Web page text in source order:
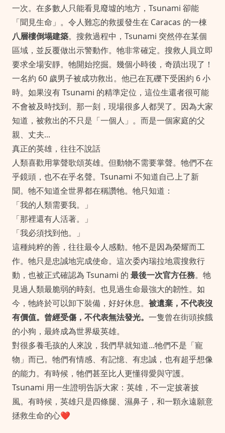
一次。在多數人只能看見廢墟的地方，Tsunami 卻能
「聞見生命」。令人難忘的救援發生在 Caracas 的一棟
八層樓倒塌建築。搜救過程中，Tsunami 突然停在某個
區域，並反覆做出示警動作。牠非常確定。搜救人員立即
要求全場安靜。牠開始挖掘。幾個小時後，奇蹟出現了！
一名約 60 歲男子被成功救出。他已在瓦礫下受困約 6 小
時。如果沒有 Tsunami 的精準定位，這位生還者很可能
不會被及時找到。那一刻，現場很多人都哭了。因為大家
知道，被救出的不只是「一個人」。而是一個家庭的父
親、丈夫...
真正的英雄，往往不說話
人類喜歡用掌聲歌頌英雄。但動物不需要掌聲。牠們不在
乎鏡頭，也不在乎名聲。Tsunami 不知道自己上了新
聞。牠不知道全世界都在稱讚牠。牠只知道：
「我的人類需要我。」
「那裡還有人活著。」
「我必須找到他。」
這種純粹的善，往往最令人感動。牠不是因為榮耀而工
作。牠只是忠誠地完成使命。這次委內瑞拉地震搜救行
動，也被正式確認為 Tsunami 的 最後一次官方任務。牠
見過人類最脆弱的時刻。也見過生命最強大的韌性。如
今，牠終於可以卸下裝備，好好休息。 被遺棄，不代表沒
有價值。曾經受傷，不代表無法發光。 一隻曾在街頭挨餓
的小狗，最終成為世界級英雄。
對很多養毛孩的人來說，我們早就知道...牠們不是「寵
物」而已。牠們有情感、有記憶、有忠誠，也有超乎想像
的能力。有時候，牠們甚至比人更懂得愛與守護。
Tsunami 用一生證明告訴大家：英雄，不一定披著披
風。有時候，英雄只是四條腿、濕鼻子，和一顆永遠願意
拯救生命的心❤️